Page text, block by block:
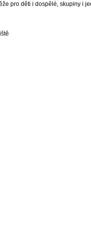
pro děti i dospělé, skupiny i